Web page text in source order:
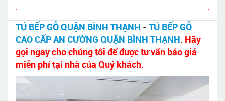
TỦ BẾP GỖ QUẬN BÌNH THẠNH - TỦ BẾP GỖ
CAO CẤP AN CƯỜNG QUẬN BÌNH THẠNH. Hãy
gọi ngay cho chúng tôi để được tư vấn báo giá
miễn phí tại nhà của Quý khách.